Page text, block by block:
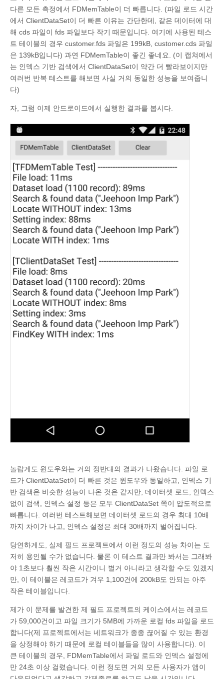
101
102
103
104
105
106
108
109
if ClientDataSet1.FindKey(['DevQuest'])
then
Memo1.Lines. Add( Format ('Search & found data
Memo1.Lines.Add(Format('FindKey WITH index:
PrevTime := Stopwatch .ElapsedMilliseconds;
Memo1. Lines.Add('');
end ;
다른 모든 측정에서 FDMemTable이 더 빠릅니다. (파일 로드 시간
에서 ClientDataSet이 더 빠른 이유는 간단한데, 같은 데이터에 대
해 cds 파일이 fds 파일보다 작기 때문입니다. 여기에 사용된 테스
트 테이블의 경우 customer.fds 파일은 199kB, customer.cds 파일
은 139kB입니다) 과연 FDMemTable이 좋긴 좋네요. (이 캡쳐에서
는 인덱스 기반 검색에서 ClientDataSet이 약간 더 빨라보이지만
여러번 반복 테스트를 해보면 사실 거의 동일한 성능을 보여줍니
다)
자, 그럼 이제 안드로이드에서 실행한 결과를 봅시다.
놀랍게도 윈도우와는 거의 정반대의 결과가 나왔습니다. 파일 로
드가 ClientDataSet이 더 빠른 것은 윈도우와 동일하고, 인덱스 기
반 검색은 비슷한 성능이 나온 것은 같지만, 데이터셋 로드, 인덱스
없이 검색, 인덱스 설정 등은 모두 ClientDataSet 쪽이 압도적으로
빠릅니다. 여러번 테스트해보면 데이터셋 로드의 경우 최대 10배
까지 차이가 나고, 인덱스 설정은 최대 30배까지 벌어집니다.
당연하게도, 실제 필드 프로젝트에서 이런 정도의 성능 차이는 도
저히 용인될 수가 없습니다. 물론 이 테스트 결과만 봐서는 그래봐
야 1초보다 훨씬 작은 시간이니 별거 아니라고 생각할 수도 있겠지
만, 이 테이블은 레코드가 겨우 1,100건에 200kB도 안되는 아주
작은 테이블입니다.
제가 이 문제를 발견한 제 필드 프로젝트의 케이스에서는 레코드
가 59,000건이고 파일 크기가 5MB에 가까운 로컬 fds 파일을 로드
합니다(제 프로젝트에서는 네트워크가 종종 끊어질 수 있는 환경
을 상정해야 하기 때문에 로컬 테이블들을 많이 사용합니다). 이
큰 테이블의 경우, FDMemTable에서 파일 로드와 인덱스 설정에
만 24초 이상 걸렸습니다. 이런 정도면 거의 모든 사용자가 앱이